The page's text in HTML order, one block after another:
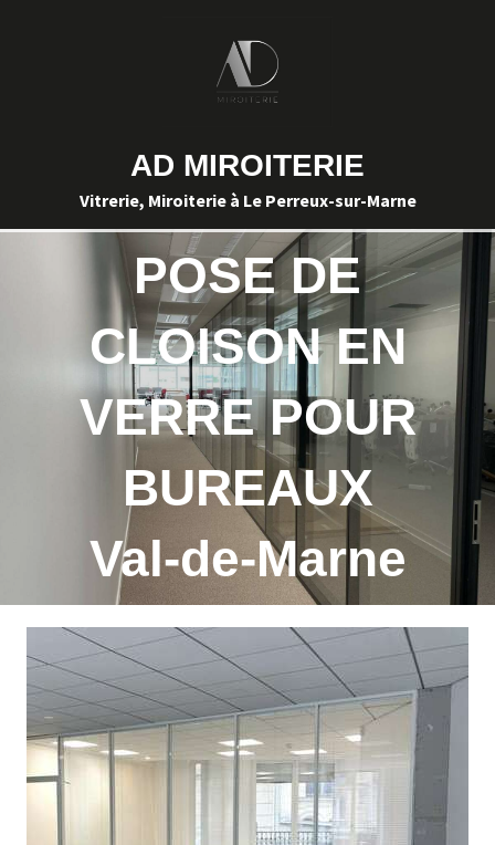
AD MIROITERIE
Vitrerie, Miroiterie à Le Perreux-sur-Marne
POSE DE
CLOISON EN
VERRE POUR
BUREAUX
Val-de-Marne